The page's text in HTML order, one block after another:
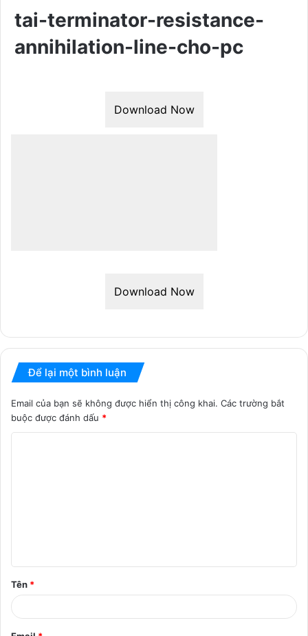
tai-terminator-resistance-
annihilation-line-cho-pc
Download Now
Download Now
Để lại một bình luận
Email của bạn sẽ không được hiển thị công khai. Các trường bắt
buộc được đánh dấu *
ậ
n
*
Tên *